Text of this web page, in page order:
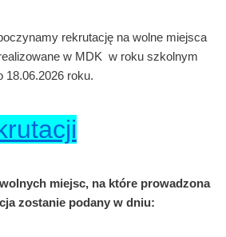
rekrutację na wolne miejsca
w MDK w roku szkolnym
18.06.2026 roku.
miejsc, na które prowadzona
zostanie podany w dniu: